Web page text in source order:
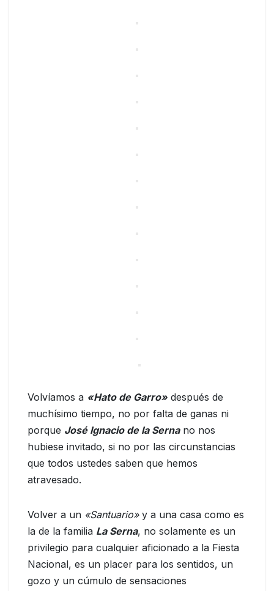
Volvíamos a «Hato de Garro» después de
muchísimo tiempo, no por falta de ganas ni
porque José Ignacio de la Sernano nos
hubiese invitado, si no por las circunstancias
que todos ustedes saben que hemos
atravesado.
Volver a un «Santuario»y a una casa como es
la de la familia La Serna, no solamente es un
privilegio para cualquier aficionado a la Fiesta
Nacional, es un placer para los sentidos, un
gozo y un cúmulo de sensaciones